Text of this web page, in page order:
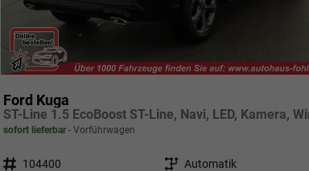
Ford Kuga
sofort lieferbar Vorführwagen
Fahrzeugnr. 104400 Getriebe Automatik